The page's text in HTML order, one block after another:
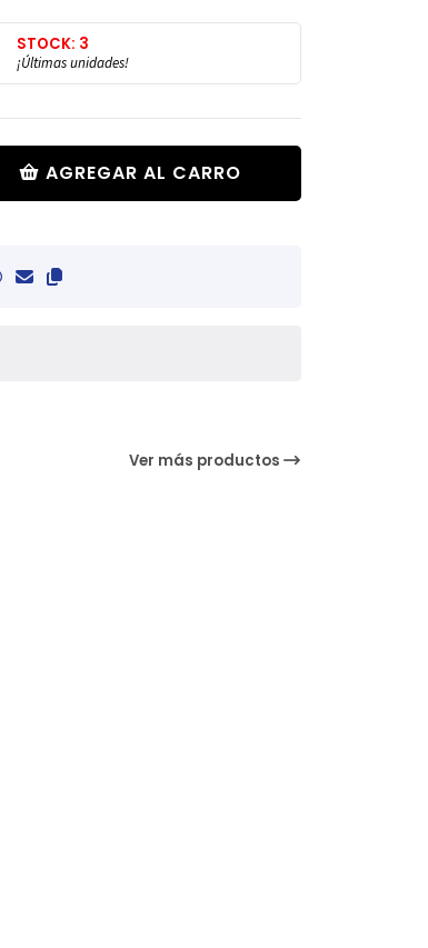
STOCK: 3
¡Últimas unidades!
AGREGAR AL CARRO
Ver más productos